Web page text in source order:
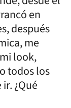
en
después
me
look,
todos los
¿Qué